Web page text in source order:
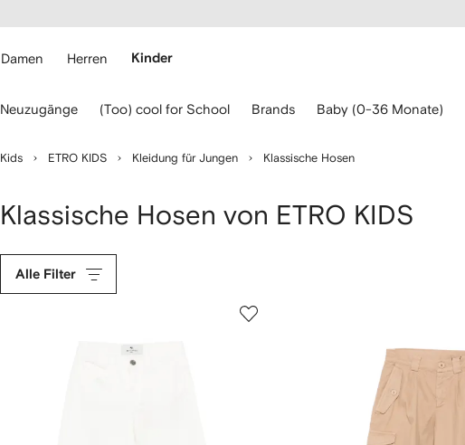
Damen Herren Kinder
Neuzugänge (Too) cool for School Brands Baby (0-36 Monate)
Kids ETRO KIDS Kleidung für Jungen Klassische Hosen
Klassische Hosen von ETRO KIDS
Alle Filter